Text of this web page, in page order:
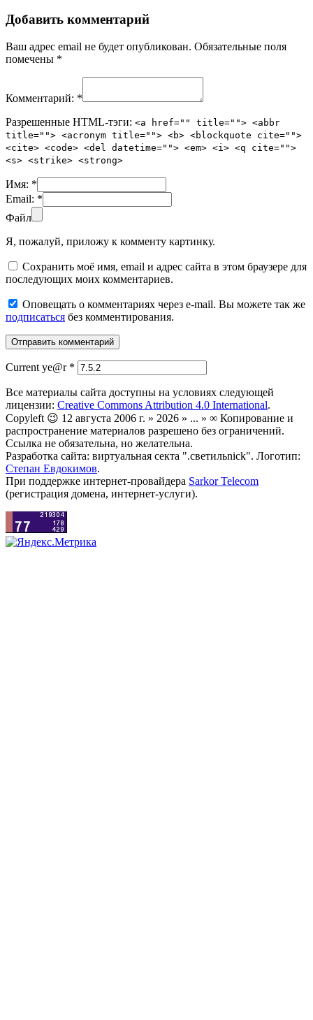
Добавить комментарий
Ваш адрес email не будет опубликован. Обязательные поля
помечены *
Комментарий: *
Разрешенные HTML-тэги: <a href="" title=""> <abbr
title=""> <acronym title=""> <b> <blockquote cite="">
<cite> <code> <del datetime=""> <em> <i> <q cite="">
<s> <strike> <strong>
Имя: *
Email: *
Файл
Я, пожалуй, приложу к комменту картинку.
Сохранить моё имя, email и адрес сайта в этом браузере для
последующих моих комментариев.
Оповещать о комментариях через e-mail. Вы можете так же
подписаться без комментирования.
Current ye@r *
Все материалы сайта доступны на условиях следующей
лицензии: Creative Commons Attribution 4.0 International.
Copyleft 😉 12 августа 2006 г. » 2026 » ... » ∞ Копирование и
распространение материалов разрешено без ограничений.
Ссылка не обязательна, но желательна.
Разработка сайта: виртуальная секта ".светильnick". Логотип:
Степан Евдокимов.
При поддержке интернет-провайдера Sarkor Telecom
(регистрация домена, интернет-услуги).